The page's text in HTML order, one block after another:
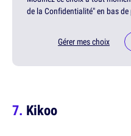
de la Confidentialité" en bas de
Gérer mes choix
Kikoo